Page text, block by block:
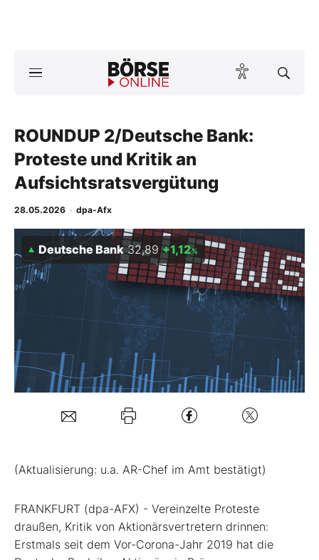
ktuelle Ausgabe BÖRSE ONLINE lesen
News
Anlageprodukte
Finanz-Check
Abo & Shop
BO-Musterdepots
Mein Konto
ROUNDUP 2/Deutsche Bank:
Proteste und Kritik an
Aufsichtsratsvergütung
28.05.2026 · dpa-Afx
Deutsche Bank 32,89 +1,12%
(Aktualisierung: u.a. AR-Chef im Amt bestätigt)
FRANKFURT (dpa-AFX) - Vereinzelte Proteste
draußen, Kritik von Aktionärsvertretern drinnen:
Erstmals seit dem Vor-Corona-Jahr 2019 hat die